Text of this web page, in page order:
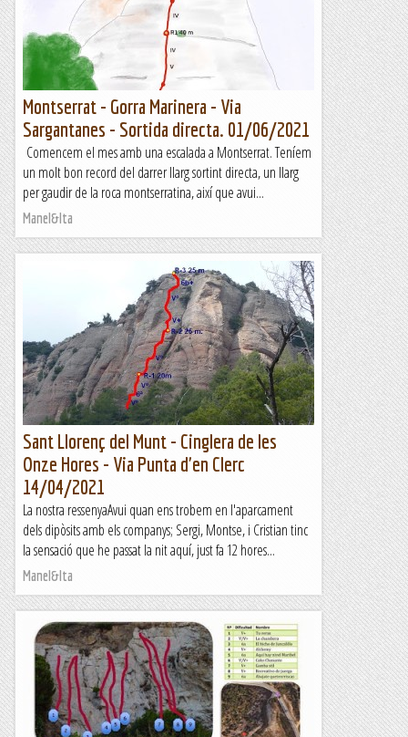
Montserrat - Gorra Marinera - Via
Sargantanes - Sortida directa. 01/06/2021
Comencem el mes amb una escalada a Montserrat. Teníem
un molt bon record del darrer llarg sortint directa, un llarg
per gaudir de la roca montserratina, així que avui...
Manel&Ita
Sant Llorenç del Munt - Cinglera de les
Onze Hores - Via Punta d'en Clerc
14/04/2021
La nostra ressenyaAvui quan ens trobem en l'aparcament
dels dipòsits amb els companys; Sergi, Montse, i Cristian tinc
la sensació que he passat la nit aquí, just fa 12 hores...
Manel&Ita